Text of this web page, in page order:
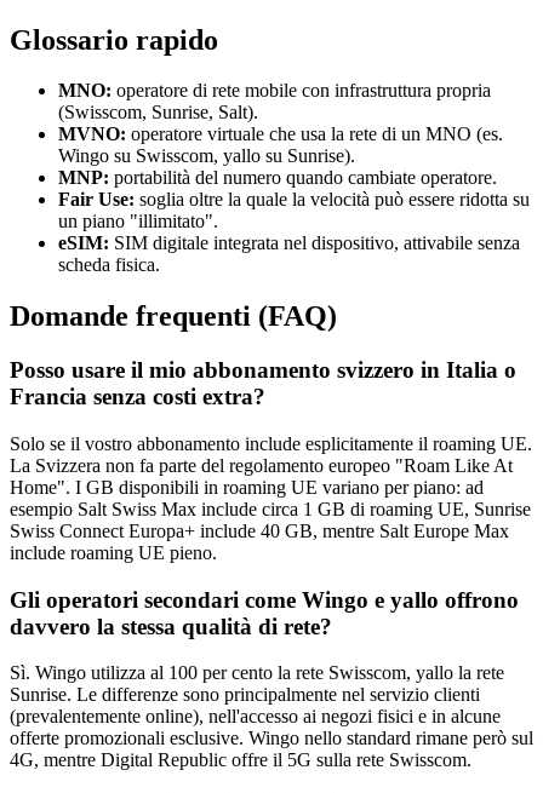
Glossario rapido
MNO: operatore di rete mobile con infrastruttura propria
(Swisscom, Sunrise, Salt).
MVNO: operatore virtuale che usa la rete di un MNO (es.
Wingo su Swisscom, yallo su Sunrise).
MNP: portabilità del numero quando cambiate operatore.
Fair Use: soglia oltre la quale la velocità può essere ridotta su
un piano "illimitato".
eSIM: SIM digitale integrata nel dispositivo, attivabile senza
scheda fisica.
Domande frequenti (FAQ)
Posso usare il mio abbonamento svizzero in Italia o
Francia senza costi extra?
Solo se il vostro abbonamento include esplicitamente il roaming UE.
La Svizzera non fa parte del regolamento europeo "Roam Like At
Home". I GB disponibili in roaming UE variano per piano: ad
esempio Salt Swiss Max include circa 1 GB di roaming UE, Sunrise
Swiss Connect Europa+ include 40 GB, mentre Salt Europe Max
include roaming UE pieno.
Gli operatori secondari come Wingo e yallo offrono
davvero la stessa qualità di rete?
Sì. Wingo utilizza al 100 per cento la rete Swisscom, yallo la rete
Sunrise. Le differenze sono principalmente nel servizio clienti
(prevalentemente online), nell'accesso ai negozi fisici e in alcune
offerte promozionali esclusive. Wingo nello standard rimane però sul
4G, mentre Digital Republic offre il 5G sulla rete Swisscom.